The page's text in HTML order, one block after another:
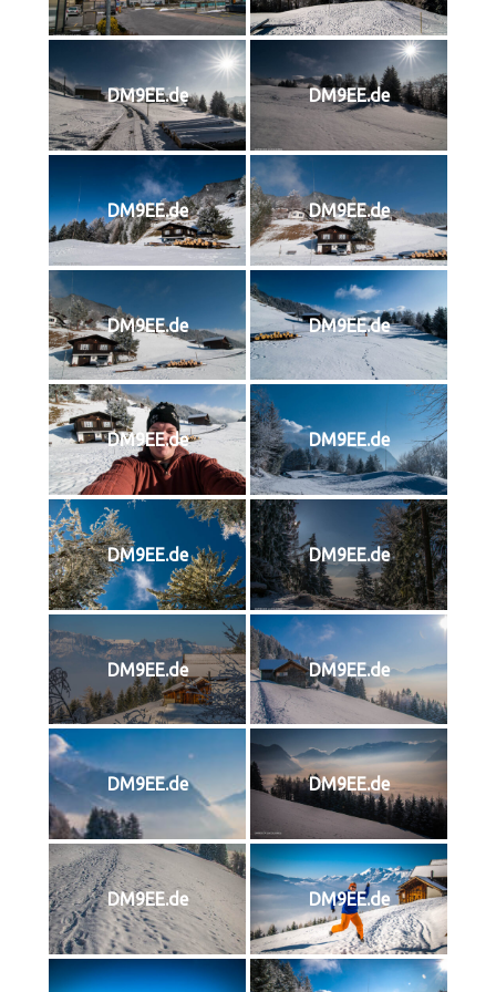
DM9EE.de DM9EE.de
DM9EE.de DM9EE.de
DM9EE.de DM9EE.de
DM9EE.de DM9EE.de
DM9EE.de DM9EE.de
DM9EE.de DM9EE.de
DM9EE.de DM9EE.de
DM9EE.de DM9EE.de